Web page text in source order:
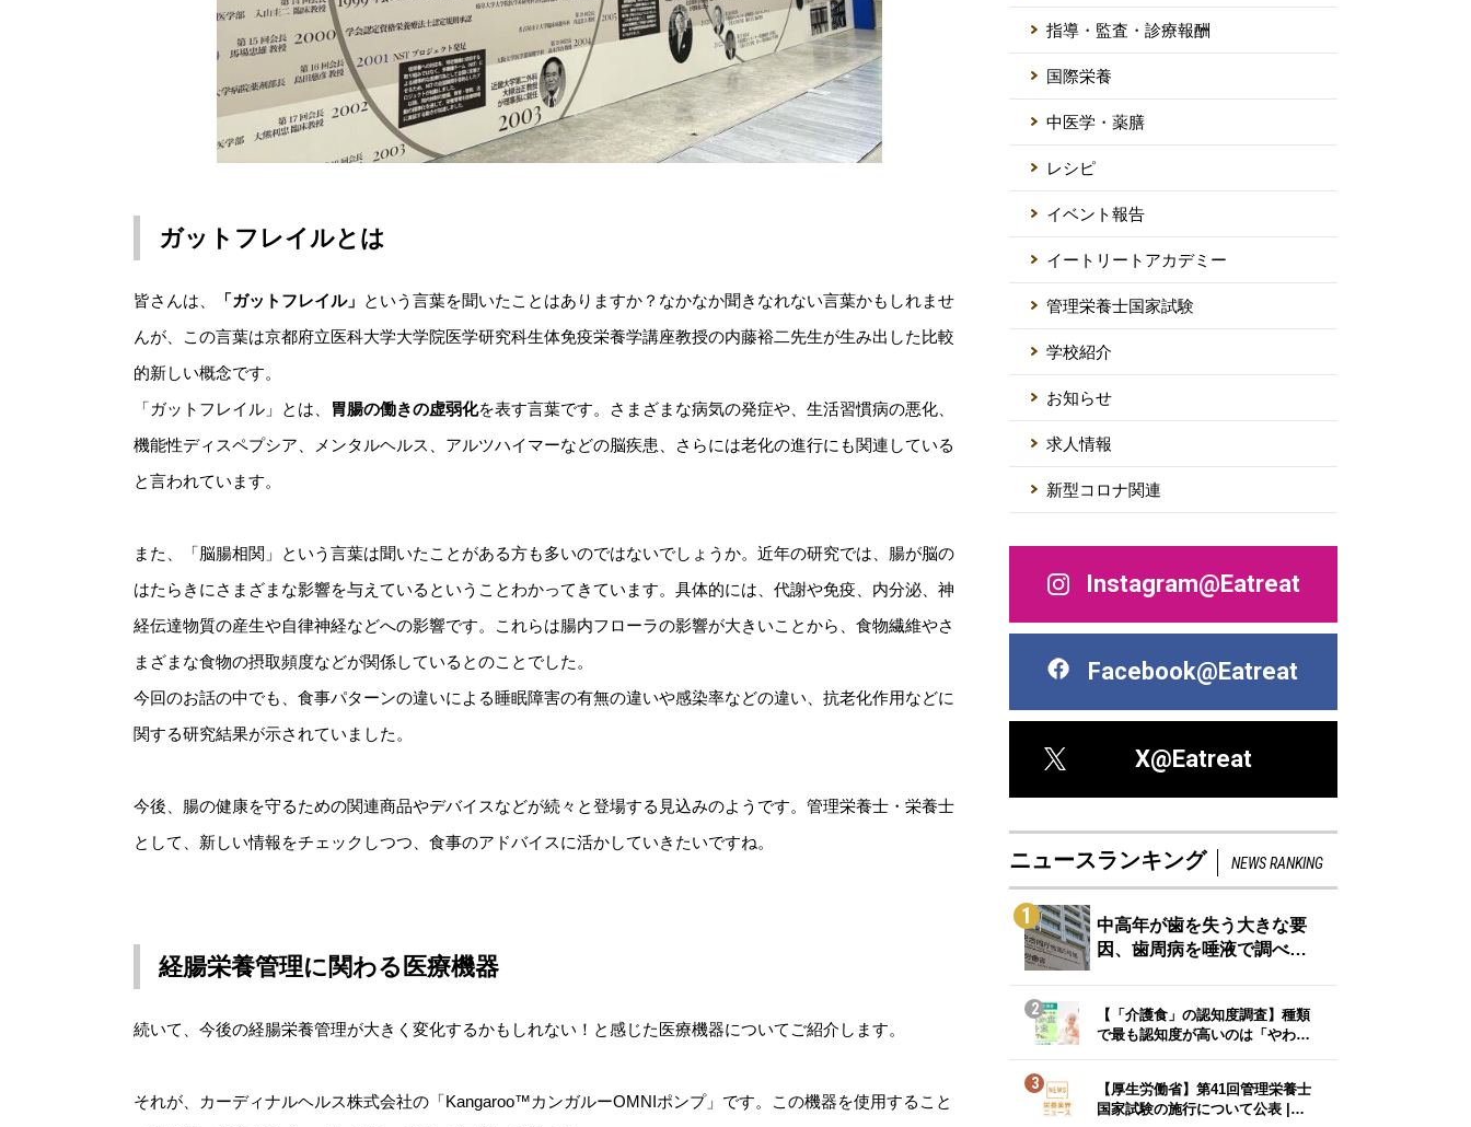
ガットフレイルとは
皆さんは、 「ガットフレイル」 という言葉を聞いたことはありますか？なかなか聞きなれない言葉かもしれませ
んが、この言葉は京都府立医科大学大学院医学研究科生体免疫栄養学講座教授の内藤裕二先生が生み出した比較
的新しい概念です。
「ガットフレイル」とは、
胃腸の働きの虚弱化を表す言葉です。さまざまな病気の発症や、生活習慣病の悪化、
機能性ディスペプシア、メンタルヘルス、アルツハイマーなどの脳疾患、さらには老化の進行にも関連している
と言われています。
また、「脳腸相関」という言葉は聞いたことがある方も多いのではないでしょうか。近年の研究では、腸が脳の
はたらきにさまざまな影響を与えているということわかってきています。具体的には、代謝や免疫、内分泌、神
経伝達物質の産生や自律神経などへの影響です。これらは腸内フローラの影響が大きいことから、食物繊維やさ
まざまな食物の摂取頻度などが関係しているとのことでした。
今回のお話の中でも、食事パターンの違いによる睡眠障害の有無の違いや感染率などの違い、抗老化作用などに
関する研究結果が示されていました。
今後、腸の健康を守るための関連商品やデバイスなどが続々と登場する見込みのようです。管理栄養士・栄養士
として、新しい情報をチェックしつつ、食事のアドバイスに活かしていきたいですね。
経腸栄養管理に関わる医療機器
続いて、今後の経腸栄養管理が大きく変化するかもしれない！と感じた医療機器についてご紹介します。
それが、カーディナルヘルス株式会社の「Kangaroo™︎カンガルーOMNIポンプ」です。この機器を使用すること
指導・監査・診療報酬
国際栄養
中医学・薬膳
レシピ
イベント報告
イートリートアカデミー
管理栄養士国家試験
学校紹介
お知らせ
求人情報
新型コロナ関連
Instagram@Eatreat
Facebook@Eatreat
X@Eatreat
ニュースランキング NEWS RANKING
1
中高年が歯を失う大きな要
因、歯周病を唾液で調べ…
2
【「介護食」の認知度調査】種類
で最も認知度が高いのは「やわ…
3
【厚生労働省】第41回管理栄養士
国家試験の施行について公表 |…